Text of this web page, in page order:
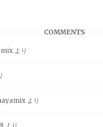
COMMENTS
より
より